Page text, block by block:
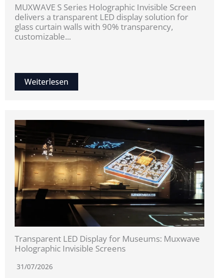
MUXWAVE S Series Holographic Invisible Screen
delivers a transparent LED display solution for
glass curtain walls with 90% transparency,
customizable...
Weiterlesen
Transparent LED Display for Museums: Muxwave
Holographic Invisible Screens
31/07/2026